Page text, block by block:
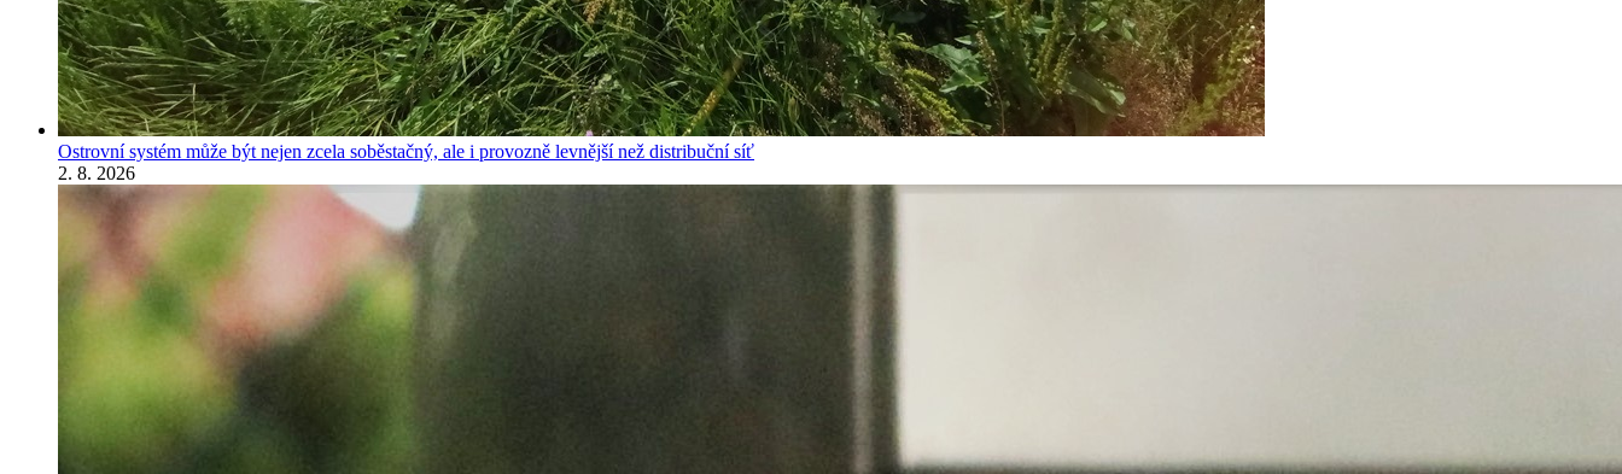
Ostrovní systém může být nejen zcela soběstačný, ale i provozně levnější než distribuční síť
2. 8. 2026